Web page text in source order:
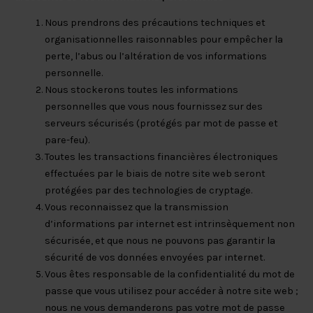
Nous prendrons des précautions techniques et
organisationnelles raisonnables pour empêcher la
perte, l’abus ou l’altération de vos informations
personnelle.
Nous stockerons toutes les informations
personnelles que vous nous fournissez sur des
serveurs sécurisés (protégés par mot de passe et
pare-feu).
Toutes les transactions financières électroniques
effectuées par le biais de notre site web seront
protégées par des technologies de cryptage.
Vous reconnaissez que la transmission
d’informations par internet est intrinsèquement non
sécurisée, et que nous ne pouvons pas garantir la
sécurité de vos données envoyées par internet.
Vous êtes responsable de la confidentialité du mot de
passe que vous utilisez pour accéder à notre site web ;
nous ne vous demanderons pas votre mot de passe